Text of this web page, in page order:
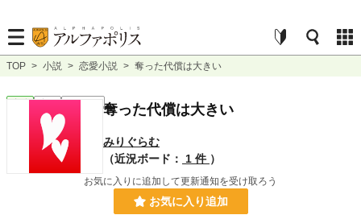
TOP > 小説 > 恋愛小説 > 奪った代償は大きい
完結 ｼｮｰﾄｼｮｰﾄ 奪った代償は大きい
みりぐらむ
（近況ボード：
1 件 ）
お気に入りに追加して更新通知を受け取ろう
お気に入り追加